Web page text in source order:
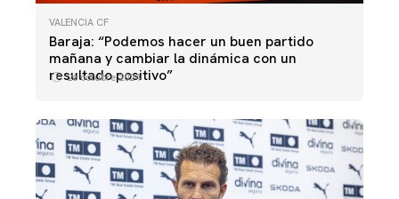
VALENCIA CF
Baraja: “Podemos hacer un buen partido
mañana y cambiar la dinámica con un
resultado positivo”
26 octubre 2024